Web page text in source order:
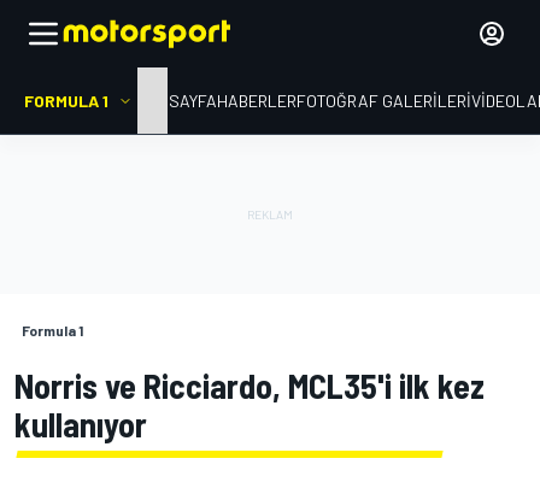
FORMULA 1 ANA SAYFAHABERLERFOTOĞRAF GALERILERI
Formula 1
Norris ve Ricciardo, MCL35'i ilk kez
kullanıyor